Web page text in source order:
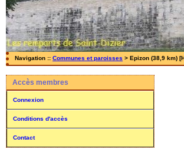
Navigation :: Communes et paroisses > Epizon (38,9 km)
Accès membres
Connexion
Conditions d'accès
Contact